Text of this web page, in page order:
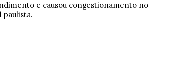
e causou congestionamento no
paulista.